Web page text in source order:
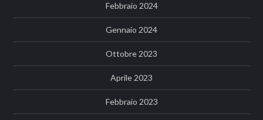
Febbraio 2024
Gennaio 2024
Ottobre 2023
Aprile 2023
Febbraio 2023